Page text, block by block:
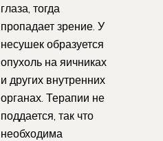
глаза, тогда
пропадает зрение. У
несушек образуется
опухоль на яичниках
и других внутренних
органах. Терапии не
поддается, так что
необходима